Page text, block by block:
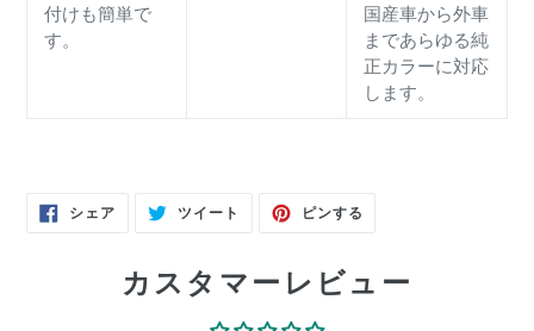
付けも簡単で
す。
国産車から外車
まであらゆる純
正カラーに対応
します。
シェアFACEBOOK
す
る
ツイート
TWITTER
る
ピンする
る
カスタマーレビュー